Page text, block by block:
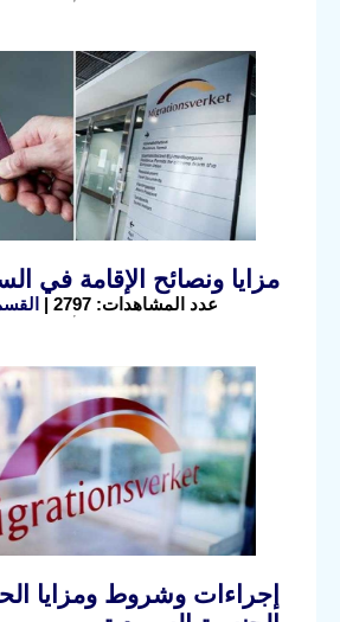
مزايا ونصائح الإقامة في
عدد المشاهدات: 2797 |
إجراءات وشروط ومزايا